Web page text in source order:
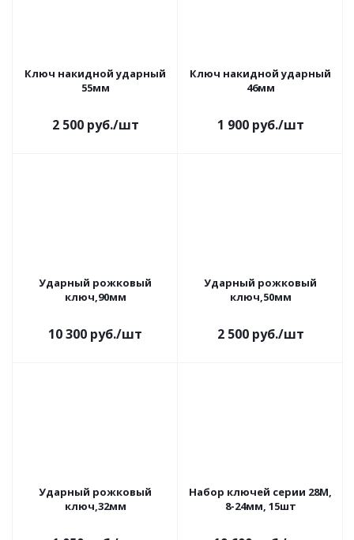
Ключ накидной ударный
55мм
2 500руб./шт
Ключ накидной ударный
46мм
1 900руб./шт
Ударный рожковый
ключ,90мм
10 300 руб./шт
Ударный рожковый
ключ,50мм
2 500руб./шт
Ударный рожковый
ключ,32мм
Набор ключей серии 28М,
8-24мм, 15шт